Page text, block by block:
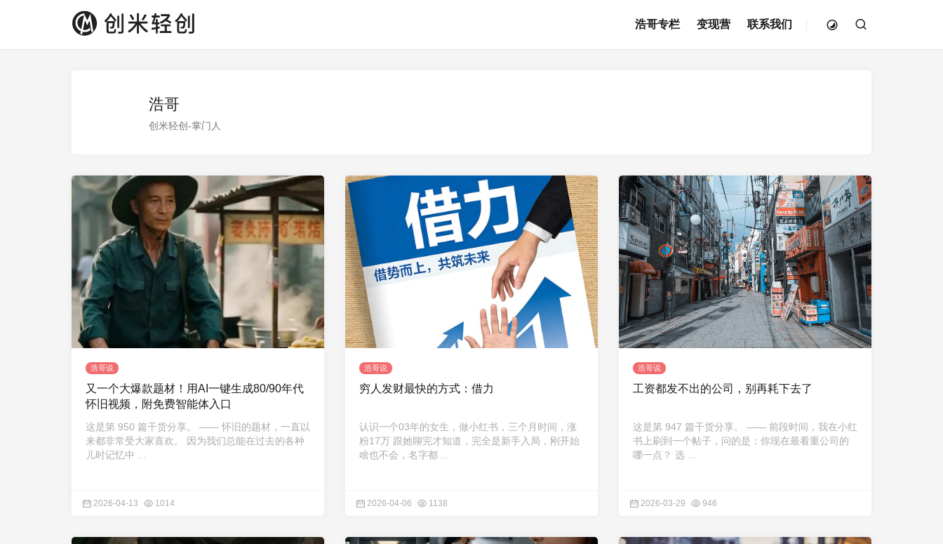
浩哥专栏 变现营 联系我们
浩哥
创米轻创-掌门人
浩哥说
又一个大爆款题材！用AI一键生成80/90年代
怀旧视频，附免费智能体入口
这是第 950 篇干货分享。 —— 怀旧的题材，一直以
来都非常受大家喜欢。 因为我们总能在过去的各种
儿时记忆中 ...
2026-04-13 1014
浩哥说
穷人发财最快的方式：借力
认识一个03年的女生，做小红书，三个月时间，涨
粉17万 跟她聊完才知道，完全是新手入局，刚开始
啥也不会，名字都 ...
2026-04-06 1138
浩哥说
工资都发不出的公司，别再耗下去了
这是第 947 篇干货分享。 —— 前段时间，我在小红
书上刷到一个帖子，问的是：你现在最看重公司的
哪一点？ 选 ...
2026-03-29 946